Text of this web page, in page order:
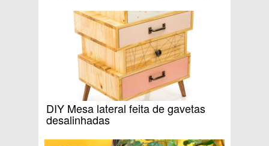
DIY Mesa lateral feita de gavetas
desalinhadas